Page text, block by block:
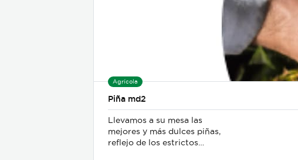
Agrícola
Piña md2
Llevamos a su mesa las
mejores y más dulces piñas,
reflejo de los estrictos